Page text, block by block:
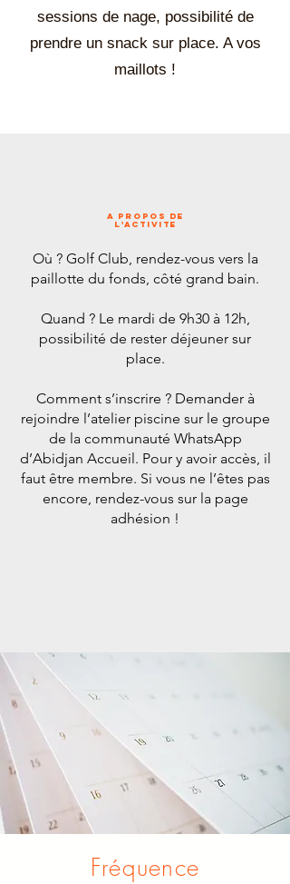
sessions de nage, possibilité de
prendre un snack sur place. A vos
maillots !
A PROPOS de
l'ACTIVITE
Où ? Golf Club, rendez-vous vers la
paillotte du fonds, côté grand bain.
Quand ? Le mardi de 9h30 à 12h,
possibilité de rester déjeuner sur
place.
Comment s’inscrire ? Demander à
rejoindre l’atelier piscine sur le groupe
de la communauté WhatsApp
d’Abidjan Accueil. Pour y avoir accès, il
faut être membre. Si vous ne l’êtes pas
encore, rendez-vous sur la page
adhésion !
Fréquence